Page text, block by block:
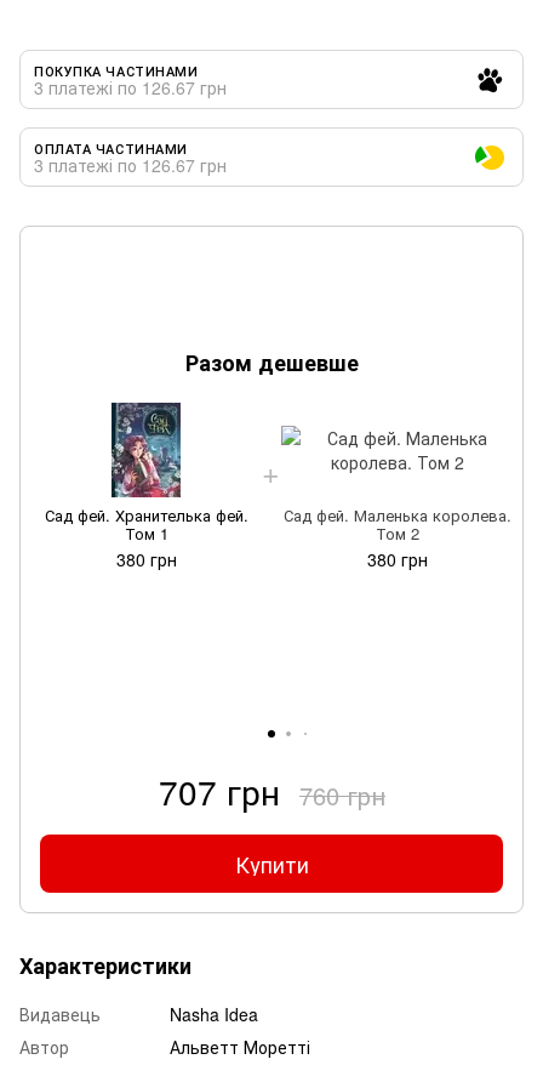
ПОКУПКА ЧАСТИНАМИ
3 платежі по 126.67 грн
ОПЛАТА ЧАСТИНАМИ
3 платежі по 126.67 грн
Разом дешевше
Сад фей. Хранителька фей.
Том 1
380 грн
Сад фей. Маленька королева.
Том 2
380 грн
707 грн 760 грн
Купити
Характеристики
Видавець
Nasha Idea
Автор
Альветт Моретті